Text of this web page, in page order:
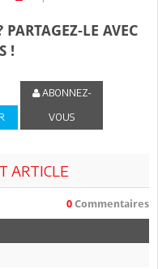
LE AVEC
!
ABONNEZ-
VOUS
ARTICLE
0 Commentaires